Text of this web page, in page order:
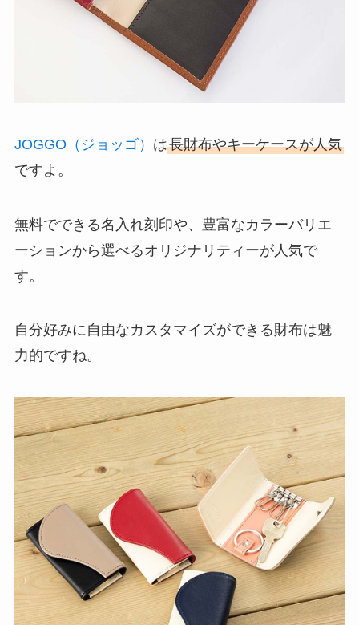
JOGGO（ジョッゴ） は長財布やキーケースが人気
ですよ。
無料でできる名入れ刻印や、豊富なカラーバリエ
ーションから選べるオリジナリティーが人気で
す。
自分好みに自由なカスタマイズができる財布は魅
力的ですね。